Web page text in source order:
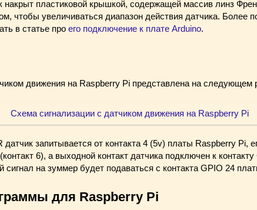
накрыт пластиковой крышкой, содержащей массив линз
чтобы увеличиваться диапазон действия датчика. Более
в статье про его подключение к плате Arduino.
движения на Raspberry Pi представлена на следующем
датчик запитывается от контакта 4 (5v) платы Raspberry Pi,
6), а выходной контакт датчика подключен к
на зуммер будет подаваться с контакта GPIO 24
для Raspberry Pi